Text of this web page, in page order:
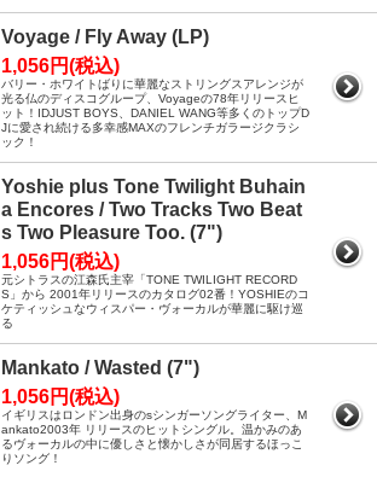
Voyage / Fly Away (LP)
1,056円(税込)
バリー・ホワイトばりに華麗なストリングスアレンジが
光る仏のディスコグループ、Voyageの78年リリースヒ
ット！IDJUST BOYS、DANIEL WANG等多くのトップD
Jに愛され続ける多幸感MAXのフレンチガラージクラシ
ック！
Yoshie plus Tone Twilight Buhain
a Encores / Two Tracks Two Beat
s Two Pleasure Too. (7")
1,056円(税込)
元シトラスの江森氏主宰「TONE TWILIGHT RECORD
S」から 2001年リリースのカタログ02番！YOSHIEのコ
ケティッシュなウィスパー・ヴォーカルが華麗に駆け巡
る
Mankato / Wasted (7")
1,056円(税込)
イギリスはロンドン出身のsシンガーソングライター、M
ankato2003年 リリースのヒットシングル。温かみのあ
るヴォーカルの中に優しさと懐かしさが同居するほっこ
りソング！